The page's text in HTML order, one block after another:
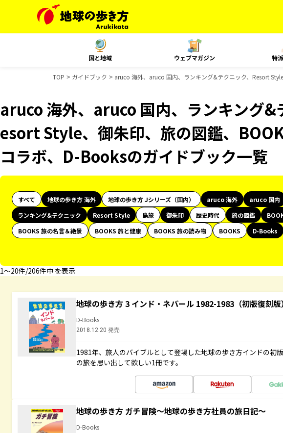
国と地域 ウェブマガジン 特
TOP ガイドブック aruco 海外、aruco 国内、ランキング&テクニック、Resort
aruco 海外、aruco 国内、ランキング&
esort Style、御朱印、旅の図鑑、
コラボ、D-Booksのガイドブック一覧
すべて 地球の歩き方 海外 地球の歩き方 Jシリーズ（国内） aruco 海外 aruco 国内
ランキング&テクニック
Resort Style 島旅 御朱印 歴史時代 旅の図鑑
BOOKS 旅の名言＆絶景
BOOKS 旅と健康 BOOKS 旅の読み物 BOOKS
D-Books
1〜20件/206件中 を表示
地球の歩き方 3 インド・ネパール 1982-1983（初版復刻版）
D-Books
2018.12.20 発売
1981年、旅人のバイブルとして登場した地球の歩き方インドの
の旅を思い出して欲しい1冊です。
地球の歩き方 ガチ冒険～地球の歩き方社員の旅日記～
D-Books